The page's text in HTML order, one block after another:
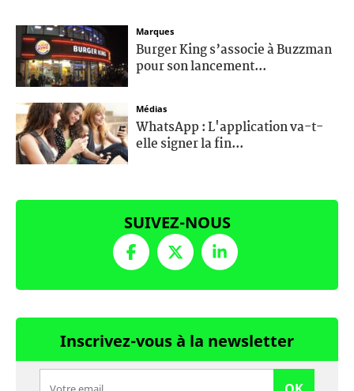
Marques
Burger King s’associe à Buzzman
pour son lancement...
Médias
WhatsApp : L'application va-t-
elle signer la fin...
SUIVEZ-NOUS
Inscrivez-vous à la newsletter